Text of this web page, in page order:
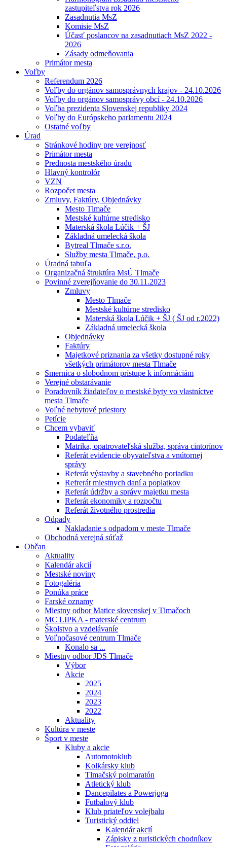
zastupiteľstva rok 2026
Zasadnutia MsZ
Komisie MsZ
Účasť poslancov na zasadnutiach MsZ 2022 -
2026
Zásady odmeňovania
Primátor mesta
Voľby
Referendum 2026
Voľby do orgánov samosprávnych krajov - 24.10.2026
Voľby do orgánov samosprávy obcí - 24.10.2026
Voľba prezidenta Slovenskej republiky 2024
Voľby do Európskeho parlamentu 2024
Ostatné voľby
Úrad
Stránkové hodiny pre verejnosť
Primátor mesta
Prednosta mestského úradu
Hlavný kontrolór
VZN
Rozpočet mesta
Zmluvy, Faktúry, Objednávky
Mesto Tlmače
Mestské kultúrne stredisko
Materská škola Lúčik + ŠJ
Základná umelecká škola
Bytreal Tlmače s.r.o.
Služby mesta Tlmače, p.o.
Úradná tabuľa
Organizačná štruktúra MsÚ Tlmače
Povinné zverejňovanie do 30.11.2023
Zmluvy
Mesto Tlmače
Mestské kultúrne stredisko
Materská škola Lúčik + ŠJ ( ŠJ od r.2022)
Základná umelecká škola
Objednávky
Faktúry
Majetkové priznania za všetky dostupné roky
všetkých primátorov mesta Tlmače
Smernica o slobodnom prístupe k informáciám
Verejné obstarávanie
Poradovník žiadateľov o mestské byty vo vlastníctve
mesta Tlmače
Voľné nebytové priestory
Petície
Chcem vybaviť
Podateľňa
Matrika, opatrovateľská služba, správa cintorínov
Referát evidencie obyvateľstva a vnútornej
správy
Referát výstavby a stavebného poriadku
Refrerát miestnych daní a poplatkov
Referát údržby a správy majetku mesta
Referát ekonomiky a rozpočtu
Referát životného prostredia
Odpady
Nakladanie s odpadom v meste Tlmače
Obchodná verejná súťaž
Občan
Aktuality
Kalendár akcií
Mestské noviny
Fotogaléria
Ponúka práce
Farské oznamy
Miestny odbor Matice slovenskej v Tlmačoch
MC LIPKA - materské centrum
Školstvo a vzdelávaníe
Voľnočasové centrum Tlmače
Konalo sa ...
Miestny odbor JDS Tlmače
Výbor
Akcie
2025
2024
2023
2022
Aktuality
Kultúra v meste
Šport v meste
Kluby a akcie
Automotoklub
Kolkársky klub
Tlmačský polmaratón
Atletický klub
Dancepilates a Powerjoga
Futbalový klub
Klub priateľov volejbalu
Turistický oddiel
Kalendár akcií
Zápisky z turistických chodníkov